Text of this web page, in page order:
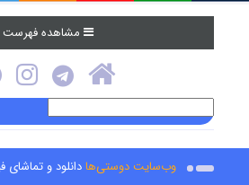
مشاهده فهرست
وب‌سایت دوستی‌هادانلود و تماشای